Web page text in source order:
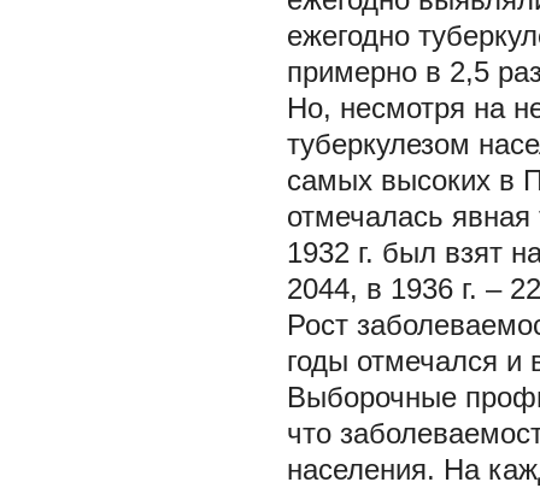
ежегодно
примерно в 2,5
Но, несмотря на
туберкулезом
самых высоких в
отмечалась
1932 г. был взят
2044, в 1936 г. –
Рост
годы отмечался и
Выборочные
что
населения. На